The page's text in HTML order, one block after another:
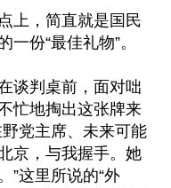
上，简直就是国民
份“最佳礼物”。
谈判桌前，面对咄
忙地掏出这张牌来
党主席、未来可能
京，与我握手。她
”这里所说的“外